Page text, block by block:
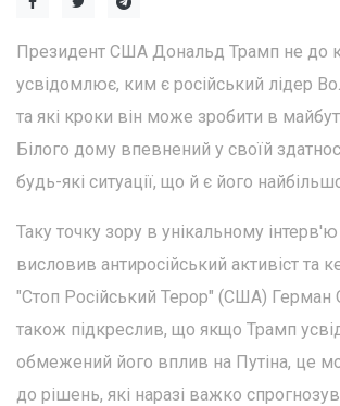
Президент США Дональд Трамп не до
усвідомлює, ким є російський лідер
та які кроки він може зробити в
Білого дому впевнений у своїй
будь-які ситуації, що й є його
Таку точку зору в унікальному інтерв'ю
висловив антиросійський активіст та
"Стоп Російський Терор" (США) Герман
також підкреслив, що якщо Трамп
обмежений його вплив на Путіна, це
до рішень, які наразі важко